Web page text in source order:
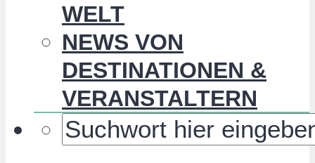
WELT
NEWS VON
DESTINATIONEN &
VERANSTALTERN